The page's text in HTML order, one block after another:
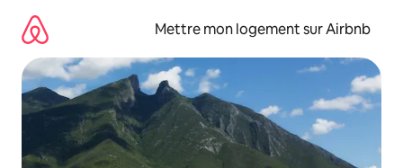
directement
contenu
Mettre mon logement sur Airbnb